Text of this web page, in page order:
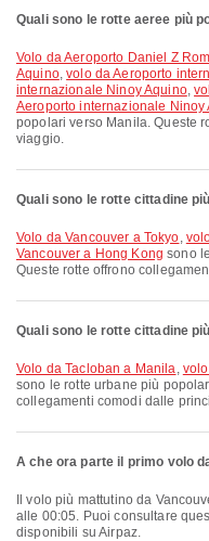
Quali sono le rotte aeree più
volo da Aeroporto Daniel Z Romualdez a Aeroporto internazionale Ninoy
Aquino,volo da Aeroporto
internazionale Ninoy Aquino,
Aeroporto internazionale Ninoy
popolari verso Manila. Queste
viaggio.
Quali sono le rotte cittadine
volo da Vancouver a Tokyo,
Vancouver a Hong Kong sono
Queste rotte offrono
Quali sono le rotte cittadine
volo da Tacloban a Manila,
sono le rotte urbane più
collegamenti comodi dalle
A che ora parte il primo volo
alle 00:05. Puoi consultare
disponibili su Airpaz.